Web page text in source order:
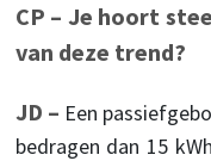
CP – Je hoort
van deze trend?
JD – Een
bedragen dan 15